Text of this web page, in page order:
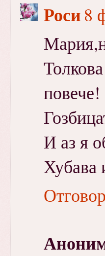
Роси8
повече!
И аз я
Хубава
Отговор